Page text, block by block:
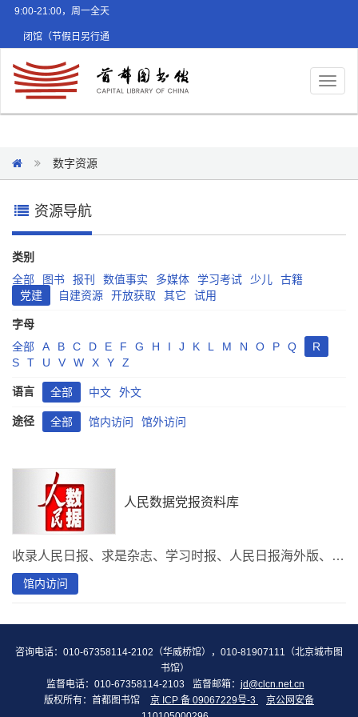
9:00-21:00，周一全天
闭馆（节假日另行通
数字资源
资源导航
类别
全部
图书 报刊 数值事实 多媒体 学习考试 少儿
古籍
党建
自建资源 开放获取 其它 试用
字母
全部
A B C D E F G H I J K L M N O P Q
R
S
T U V W X Y Z
语言 全部 中文 外文
途径 全部 馆内访问 馆外访问
人民数据党报资料库
收录人民日报、求是杂志、学习时报、人民日报海外版、人民日报社论、言论及党报头版要闻等党报资料信息。
馆内访问
咨询电话：010-67358114-2102（华威桥馆），010-81907111（北京城市图
书馆）
监督电话：010-67358114-2103
监督邮箱： jd@clcn.net.cn
版权所有：首都图书馆
京 ICP 备 09067229号-3
京公网安备